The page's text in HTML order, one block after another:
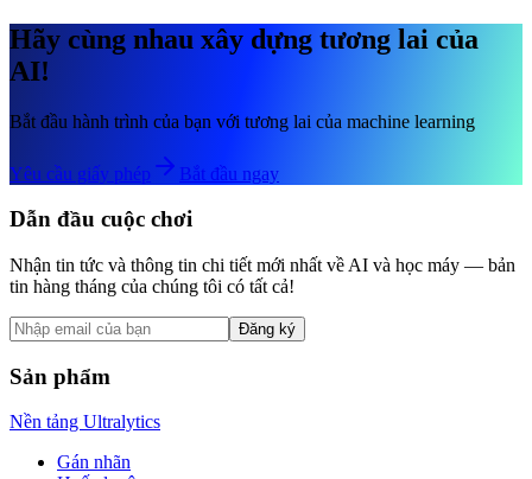
Hãy cùng nhau xây dựng tương lai của
AI!
Bắt đầu hành trình của bạn với tương lai của machine learning
Yêu cầu giấy phép Bắt đầu ngay
Dẫn đầu cuộc chơi
Nhận tin tức và thông tin chi tiết mới nhất về AI và học máy — bản
tin hàng tháng của chúng tôi có tất cả!
Đăng ký
Sản phẩm
Nền tảng Ultralytics
Gán nhãn